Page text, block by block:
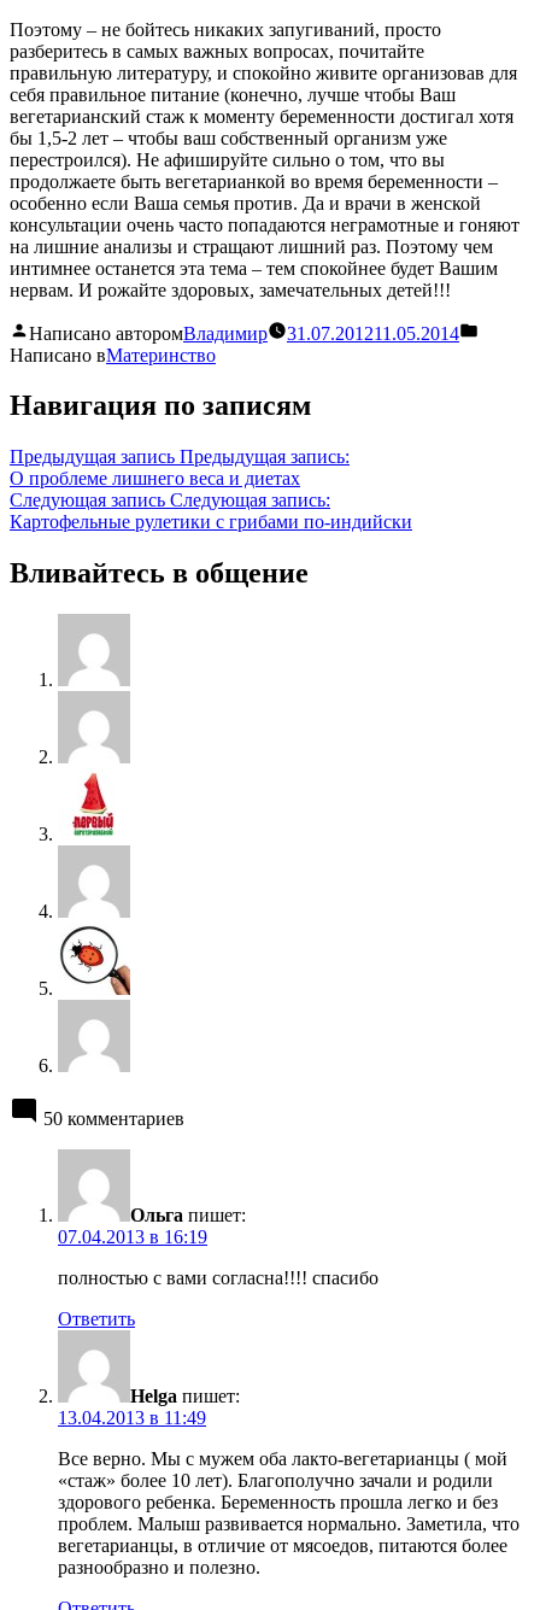
Поэтому – не бойтесь никаких запугиваний, просто
разберитесь в самых важных вопросах, почитайте
правильную литературу, и спокойно живите организовав для
себя правильное питание (конечно, лучше чтобы Ваш
вегетарианский стаж к моменту беременности достигал хотя
бы 1,5-2 лет – чтобы ваш собственный организм уже
перестроился). Не афишируйте сильно о том, что вы
продолжаете быть вегетарианкой во время беременности –
особенно если Ваша семья против. Да и врачи в женской
консультации очень часто попадаются неграмотные и гоняют
на лишние анализы и стращают лишний раз. Поэтому чем
интимнее останется эта тема – тем спокойнее будет Вашим
нервам. И рожайте здоровых, замечательных детей!!!
Написано авторомВладимир 31.07.201211.05.2014
Написано вМатеринство
Навигация по записям
Предыдущая запись Предыдущая запись:
О проблеме лишнего веса и диетах
Следующая запись Следующая запись:
Картофельные рулетики с грибами по-индийски
Вливайтесь в общение
50 комментариев
Ольга пишет:
07.04.2013 в 16:19
полностью с вами согласна!!!! спасибо
Ответить
Helga пишет:
13.04.2013 в 11:49
Все верно. Мы с мужем оба лакто-вегетарианцы ( мой
«стаж» более 10 лет). Благополучно зачали и родили
здорового ребенка. Беременность прошла легко и без
проблем. Малыш развивается нормально. Заметила, что
вегетарианцы, в отличие от мясоедов, питаются более
разнообразно и полезно.